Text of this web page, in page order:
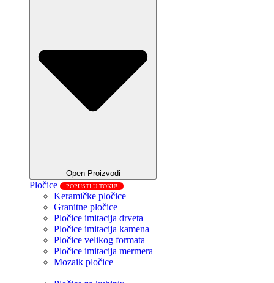
Open Proizvodi
Pločice POPUSTI U TOKU!
Keramičke pločice
Granitne pločice
Pločice imitacija drveta
Pločice imitacija kamena
Pločice velikog formata
Pločice imitacija mermera
Mozaik pločice